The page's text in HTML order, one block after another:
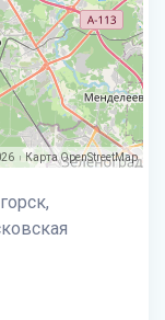
| КартаOpenStreetMap